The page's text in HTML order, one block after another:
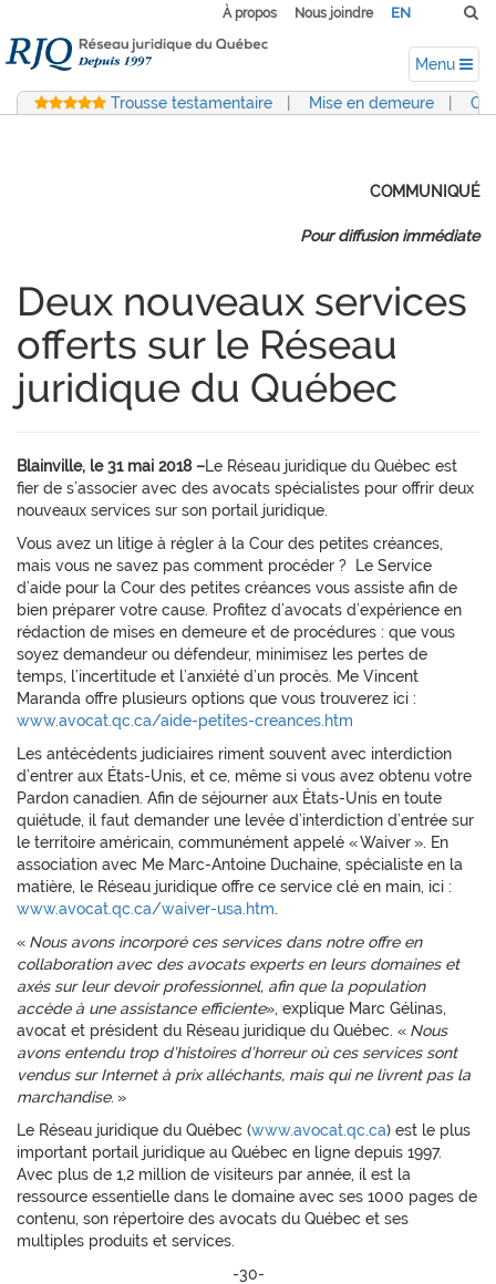
À propos Nous joindre EN
Menu
Trousse testamentaire Mise en demeure
COMMUNIQUÉ
Pour diffusion immédiate
Deux nouveaux services
offerts sur le Réseau
juridique du Québec
Blainville, le 31 mai 2018 –Le Réseau juridique du Québec est
fier de s’associer avec des avocats spécialistes pour offrir deux
nouveaux services sur son portail juridique.
Vous avez un litige à régler à la Cour des petites créances,
mais vous ne savez pas comment procéder ? Le Service
d’aide pour la Cour des petites créances vous assiste afin de
bien préparer votre cause. Profitez d’avocats d’expérience en
rédaction de mises en demeure et de procédures : que vous
soyez demandeur ou défendeur, minimisez les pertes de
temps, l’incertitude et l’anxiété d’un procès. Me Vincent
Maranda offre plusieurs options que vous trouverez ici :
www.avocat.qc.ca/aide-petites-creances.htm
Les antécédents judiciaires riment souvent avec interdiction
d’entrer aux États-Unis, et ce, même si vous avez obtenu votre
Pardon canadien. Afin de séjourner aux États-Unis en toute
quiétude, il faut demander une levée d’interdiction d’entrée sur
le territoire américain, communément appelé « Waiver ». En
association avec Me Marc-Antoine Duchaine, spécialiste en la
matière, le Réseau juridique offre ce service clé en main, ici :
www.avocat.qc.ca/waiver-usa.htm.
« Nous avons incorporé ces services dans notre offre en
collaboration avec des avocats experts en leurs domaines et
axés sur leur devoir professionnel, afin que la population
accède à une assistance efficiente», explique Marc Gélinas,
avocat et président du Réseau juridique du Québec. « Nous
avons entendu trop d’histoires d’horreur où ces services sont
vendus sur Internet à prix alléchants, mais qui ne livrent pas la
marchandise. »
Le Réseau juridique du Québec (www.avocat.qc.ca) est le plus
important portail juridique au Québec en ligne depuis 1997.
Avec plus de 1,2 million de visiteurs par année, il est la
ressource essentielle dans le domaine avec ses 1000 pages de
contenu, son répertoire des avocats du Québec et ses
multiples produits et services.
-30-